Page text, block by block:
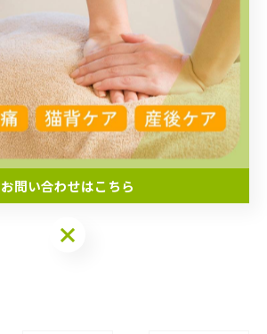
区菅生５丁目２−３３−１
6852
お問い合わせはこちら